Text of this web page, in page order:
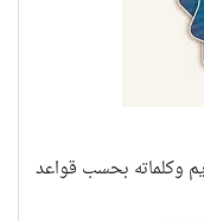
وكلماته بحسب قواعد